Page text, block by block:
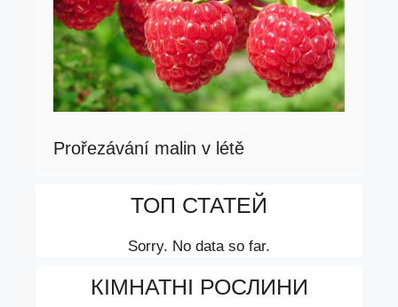
Prořezávání malin v létě
ТОП СТАТЕЙ
Sorry. No data so far.
КІМНАТНІ РОСЛИНИ